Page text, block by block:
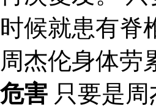
时候就患有脊
周杰伦身体劳
危害 只要是